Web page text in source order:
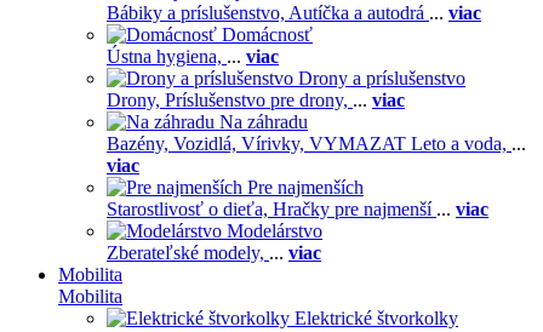
Bábiky a príslušenstvo, Autíčka a autodrá ... viac
Domácnosť
Ústna hygiena, ... viac
Drony a príslušenstvo
Drony, Príslušenstvo pre drony, ... viac
Na záhradu
Bazény, Vozidlá, Vírivky, VYMAZAT Leto a voda, ...
viac
Pre najmenších
Starostlivosť o dieťa, Hračky pre najmenší ... viac
Modelárstvo
Zberateľské modely, ... viac
Mobilita
Mobilita
Elektrické štvorkolky